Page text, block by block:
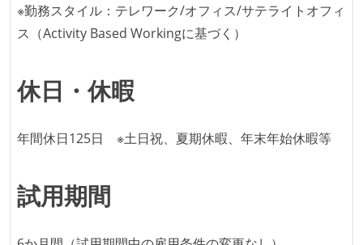
労働環境の自由度
職業安定法に対応する記載事項
置）
※勤務スタイル：テレワーク/オフィス/サテライトオフィ
ス（Activity Based Workingに基づく）
休日・休暇
年間休日125日 ※土日祝、夏期休暇、年末年始休暇等
試用期間